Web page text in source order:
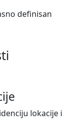
definisan
lokacije i